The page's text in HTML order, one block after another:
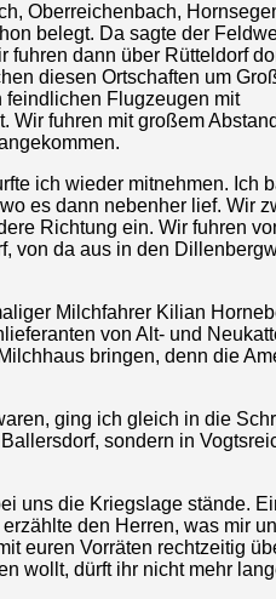
Oberreichenbach,
belegt. Da sagte der
fuhren dann über Rütteldorf
diesen Ortschaften um
feindlichen Flugzeugen mit
Wir fuhren mit großem
ich wieder mitnehmen. Ich
es dann nebenher lief. Wir
Richtung ein. Wir fuhren
von da aus in den
Milchfahrer Kilian
von Alt- und
bringen, denn die
ging ich gleich in die
sondern in
uns die Kriegslage stände.
den Herren, was mir
euren Vorräten rechtzeitig
wollt, dürft ihr nicht mehr